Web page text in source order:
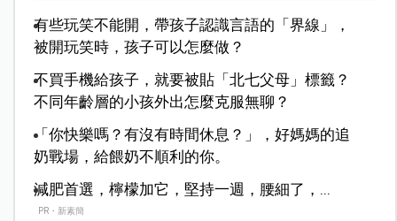
有些玩笑不能開，帶孩子認識言語的「界線」，
被開玩笑時，孩子可以怎麼做？
不買手機給孩子，就要被貼「北七父母」標籤？
不同年齡層的小孩外出怎麼克服無聊？
「你快樂嗎？有沒有時間休息？」，好媽媽的追
奶戰場，給餵奶不順利的你。
減肥首選，檸檬加它，堅持一週，腰細了，...
PR・新素簡